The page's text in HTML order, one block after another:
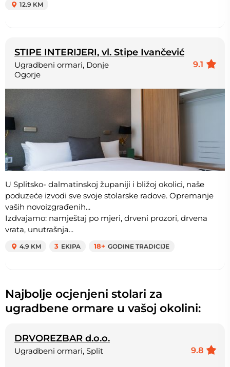
12.9 KM
STIPE INTERIJERI, vl. Stipe Ivančević
9.1
Ugradbeni ormari, Donje
Ogorje
U Splitsko- dalmatinskoj županiji i bližoj okolici, naše
poduzeće izvodi sve svoje stolarske radove. Opremanje
vaših novoizgrađenih...
Izdvajamo: namještaj po mjeri, drveni prozori, drvena
vrata, unutrašnja...
4.9 KM 3 EKIPA 18+ GODINE TRADICIJE
Najbolje ocjenjeni stolari za
ugradbene ormare u vašoj okolini:
DRVOREZBAR d.o.o.
9.8
Ugradbeni ormari, Split